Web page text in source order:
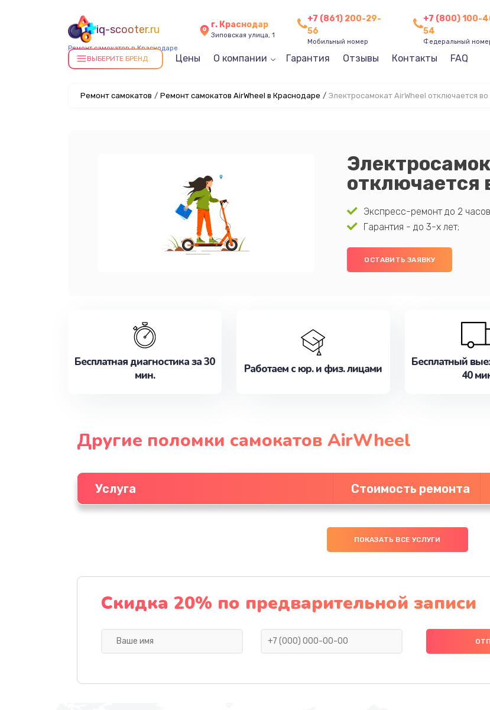
iq-scooter.ru
Ремонт самокатов в Краснодаре
г. Краснодар
Зиповская улица, 1
+7 (861) 200-29-
56
Мобильный номер
+7 (800) 100-
54
Федеральный
ВЫБЕРИТЕ БРЕНД Цены О компании Гарантия Отзывы Контакты FAQ
Ремонт самокатов / Ремонт самокатов AirWheel в Краснодаре / Электросамокат AirWheel отключается
отключается
Экспресс-ремонт до 2
Гарантия - до 3-х лет;
ОСТАВИТЬ ЗАЯВКУ
Бесплатная диагностика за 30
мин.
Работаем с юр. и физ. лицами
Бесплатный
40
Другие поломки самокатов AirWheel
Услуга Стоимость ремонта
ПОКАЗАТЬ ВСЕ УСЛУГИ
Скидка 20% по предварительной записи